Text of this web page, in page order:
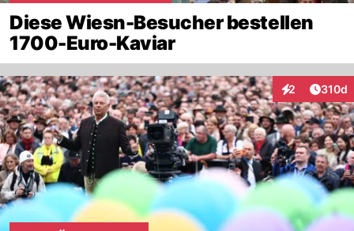
Diese Wiesn-Besucher bestellen
1700-Euro-Kaviar
2
Interaktionen
310d